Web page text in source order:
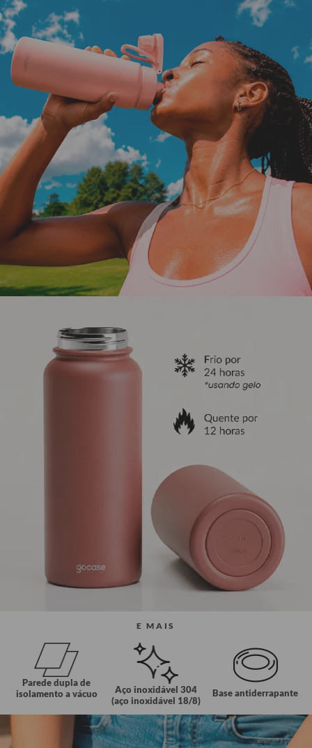
E MAIS
Parede dupla de
isolamento a vácuo
Aço inoxidável 304
(aço inoxidável 18/8)
Base antiderrapante